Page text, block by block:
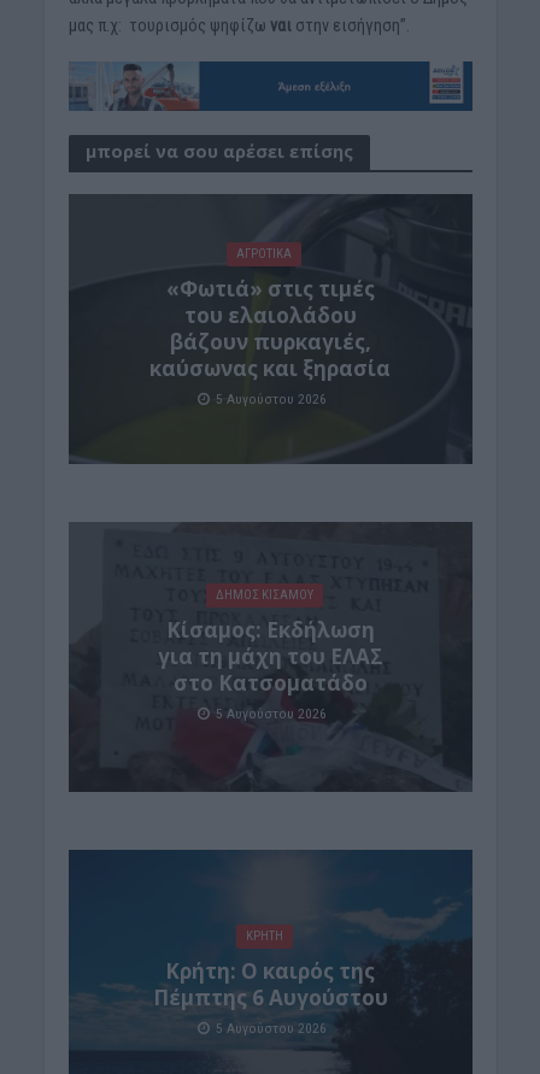
μας π.χ: τουρισμός ψηφίζω ναι στην εισήγηση”.
μπορεί να σου αρέσει επίσης
ΑΓΡΟΤΙΚΑ
«Φωτιά» στις τιμές
του ελαιολάδου
βάζουν πυρκαγιές,
καύσωνας και ξηρασία
5 Αυγούστου 2026
ΔΉΜΟΣ ΚΙΣΆΜΟΥ
Κίσαμος: Εκδήλωση
για τη μάχη του ΕΛΑΣ
στο Κατσοματάδο
5 Αυγούστου 2026
ΚΡΗΤΗ
Κρήτη: Ο καιρός της
Πέμπτης 6 Αυγούστου
5 Αυγούστου 2026